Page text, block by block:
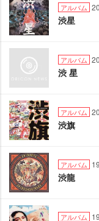
アルバム
渋星
アルバム
渋 星
アルバム
渋旗
アルバム
渋龍
アルバム